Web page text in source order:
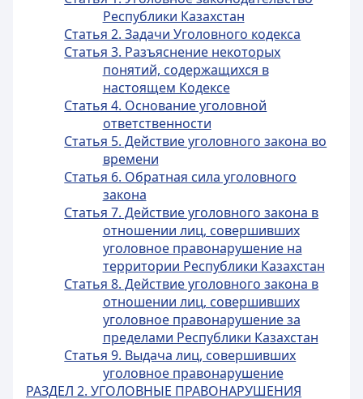
Республики Казахстан
Статья 2. Задачи Уголовного кодекса
Статья 3. Разъяснение некоторых
понятий, содержащихся в
настоящем Кодексе
Статья 4. Основание уголовной
ответственности
Статья 5. Действие уголовного закона во
времени
Статья 6. Обратная сила уголовного
закона
Статья 7. Действие уголовного закона в
отношении лиц, совершивших
уголовное правонарушение на
территории Республики Казахстан
Статья 8. Действие уголовного закона в
отношении лиц, совершивших
уголовное правонарушение за
пределами Республики Казахстан
Статья 9. Выдача лиц, совершивших
уголовное правонарушение
РАЗДЕЛ 2. УГОЛОВНЫЕ ПРАВОНАРУШЕНИЯ